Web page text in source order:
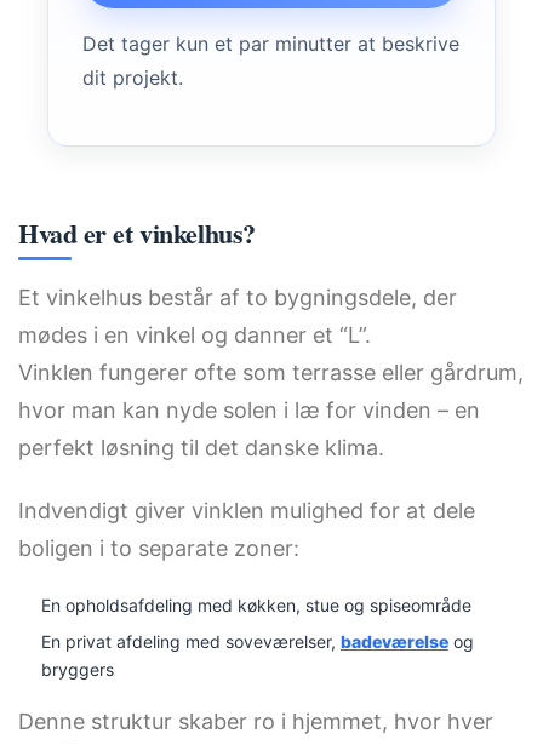
Det tager kun et par minutter at beskrive
dit projekt.
Hvad er et vinkelhus?
Et vinkelhus består af to bygningsdele, der
mødes i en vinkel og danner et “L”.
Vinklen fungerer ofte som terrasse eller gårdrum,
hvor man kan nyde solen i læ for vinden – en
perfekt løsning til det danske klima.
Indvendigt giver vinklen mulighed for at dele
boligen i to separate zoner:
En opholdsafdeling med køkken, stue og spiseområde
En privat afdeling med soveværelser, badeværelseog
bryggers
Denne struktur skaber ro i hjemmet, hvor hver